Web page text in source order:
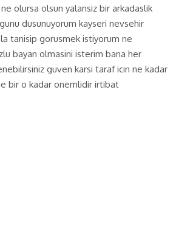
olursa olsun yalansiz bir arkadaslik
dusunuyorum kayseri nevsehir
tanisip gorusmek istiyorum ne
bayan olmasini isterim bana her
guven karsi taraf icin ne kadar
bir o kadar onemlidir irtibat